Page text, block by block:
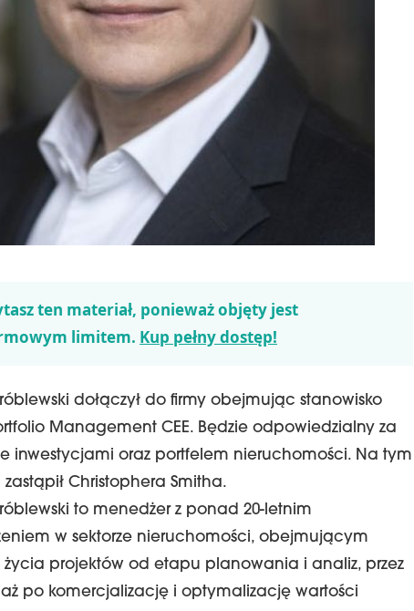
ten materiał, ponieważ objęty jest
limitem. Kup pełny dostęp!
dołączył do firmy obejmując stanowisko
Management CEE. Będzie odpowiedzialny za
inwestycjami oraz portfelem nieruchomości. Na tym
zastąpił Christophera Smitha.
to menedżer z ponad 20-letnim
w sektorze nieruchomości, obejmującym
życia projektów od etapu planowania i analiz, przez
po komercjalizację i optymalizację wartości